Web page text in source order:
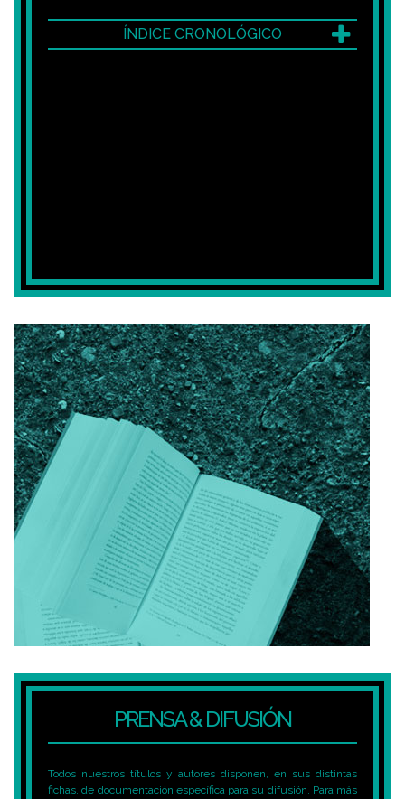
ÍNDICE CRONOLÓGICO
PRENSA & DIFUSIÓN
Todos nuestros títulos y autores disponen, en sus distintas
fichas, de documentación específica para su difusión. Para más